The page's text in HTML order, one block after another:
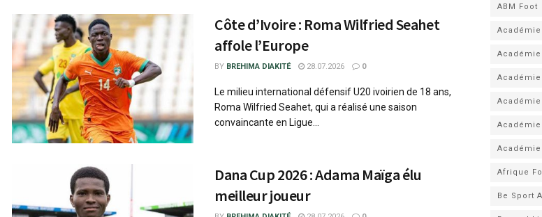
Côte d’Ivoire : Roma Wilfried Seahet
affole l’Europe
BY BREHIMA DIAKITÉ 28.07.2026 0
Le milieu international défensif U20 ivoirien de 18 ans,
Roma Wilfried Seahet, qui a réalisé une saison
convaincante en Ligue...
Dana Cup 2026 : Adama Maïga élu
meilleur joueur
ABM Foot
Afrique
Be Sport